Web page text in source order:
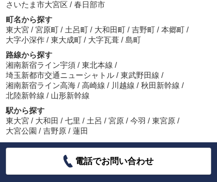
さいたま市大宮区 / 春日部市
町名から探す
東大宮 / 宮原町 / 土呂町 / 大和田町 / 吉野町 / 本郷町 /
大字小深作 / 東大成町 / 大字瓦葺 / 島町
路線から探す
湘南新宿ライン宇須 / 東北本線 /
埼玉新都市交通ニューシャトル / 東武野田線 /
湘南新宿ライン高海 / 高崎線 / 川越線 / 秋田新幹線 /
北陸新幹線 / 山形新幹線
駅から探す
東大宮 / 大和田 / 七里 / 土呂 / 宮原 / 今羽 / 東宮原 /
大宮公園 / 吉野原 / 蓮田
電話でお問い合わせ